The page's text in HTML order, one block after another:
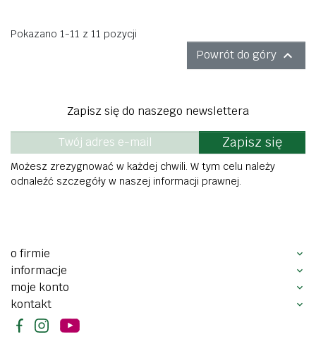
Pokazano 1-11 z 11 pozycji
Powrót do góry 
Zapisz się do naszego newslettera
Zapisz się
Możesz zrezygnować w każdej chwili. W tym celu należy
odnaleźć szczegóły w naszej informacji prawnej.
o firmie
informacje
moje konto
kontakt